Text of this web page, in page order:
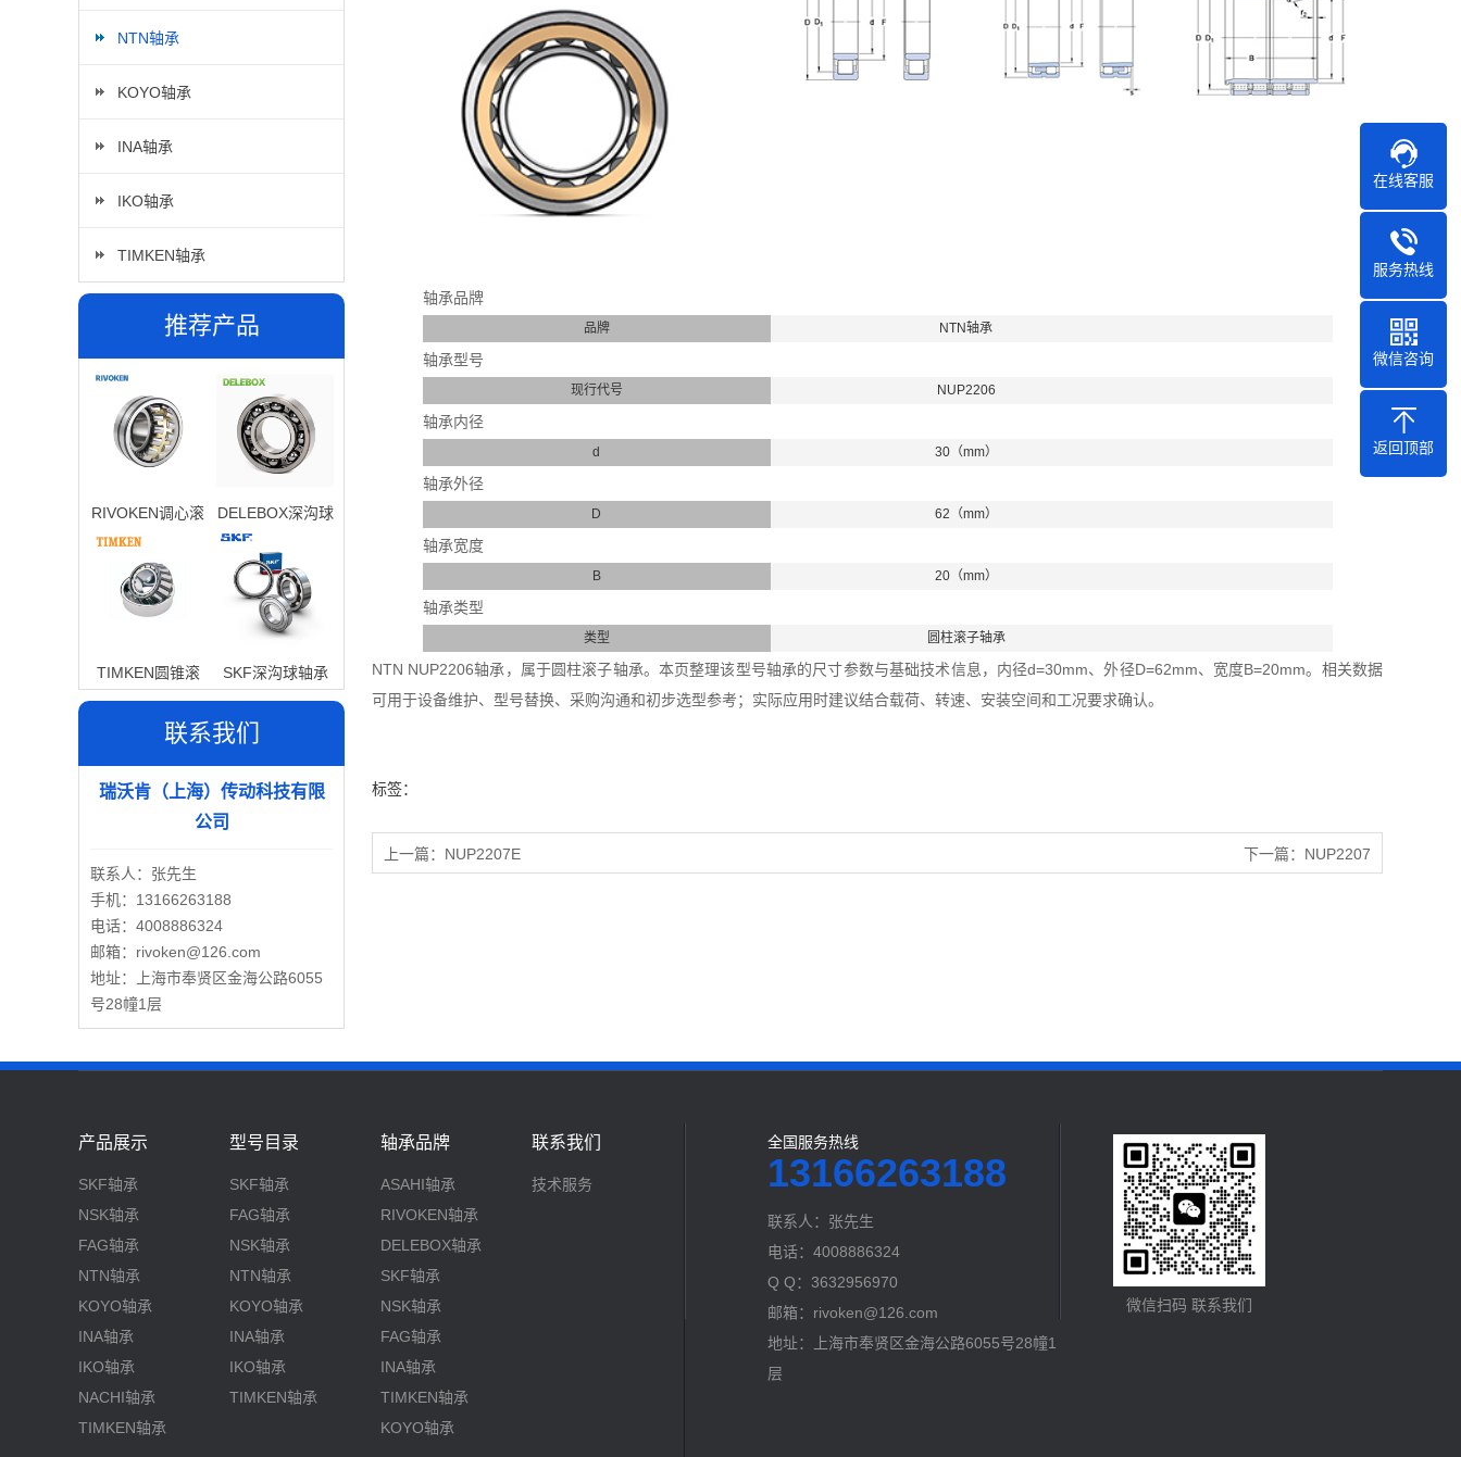
NTN轴承
KOYO轴承
INA轴承
IKO轴承
TIMKEN轴承
推荐产品
RIVOKEN调心滚
子轴承
DELEBOX深沟球
TIMKEN圆锥滚
子轴承
SKF深沟球轴承
联系我们
瑞沃肯（上海）传动科技有限
公司
联系人：张先生
手机：13166263188
电话：4008886324
邮箱：rivoken@126.com
地址：上海市奉贤区金海公路6055
号28幢1层
轴承品牌
品牌 NTN轴承
轴承型号
现行代号 NUP2206
轴承内径
d 30（mm）
轴承外径
D 62（mm）
轴承宽度
B 20（mm）
轴承类型
类型 圆柱滚子轴承
NTN NUP2206轴承，属于圆柱滚子轴承。本页整理该型号轴承的尺寸参数与基础技术信息，内径d=30mm、外径D=62mm、宽度B=20mm。相关数据
可用于设备维护、型号替换、采购沟通和初步选型参考；实际应用时建议结合载荷、转速、安装空间和工况要求确认。
标签：
上一篇： NUP2207E 下一篇： NUP2207
产品展示
SKF轴承
NSK轴承
FAG轴承
NTN轴承
KOYO轴承
INA轴承
IKO轴承
NACHI轴承
TIMKEN轴承
型号目录
SKF轴承
FAG轴承
NSK轴承
NTN轴承
KOYO轴承
INA轴承
IKO轴承
TIMKEN轴承
轴承品牌
ASAHI轴承
RIVOKEN轴承
DELEBOX轴承
SKF轴承
NSK轴承
FAG轴承
INA轴承
TIMKEN轴承
KOYO轴承
联系我们
技术服务
全国服务热线
13166263188
联系人：张先生
电话：4008886324
Q Q：3632956970
邮箱：rivoken@126.com
地址：上海市奉贤区金海公路6055号28幢1
层
微信扫码 联系我们
在线客服
服务热线
微信咨询
返回顶部